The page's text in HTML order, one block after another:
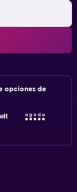
opciones de